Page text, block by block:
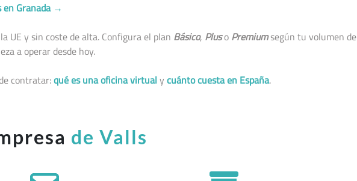
en Granada →
UE y sin coste de alta. Configura el plan Básico, Pluso Premiumsegún tu volumen de
a operar desde hoy.
contratar:qué es una oficina virtual ycuánto cuesta en España.
de Valls